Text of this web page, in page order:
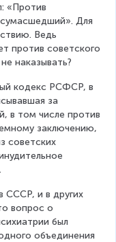
«Против
Для
Ведь
против советского
наказывать?
кодекс РСФСР, в
за
в том числе против
заключению,
советских
СССР, и в других
вопрос о
был
объединения